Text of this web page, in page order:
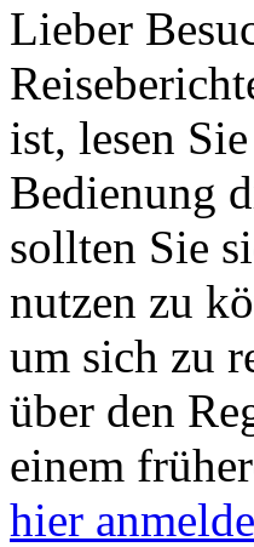
Lieber
ist, lesen
Bedienung
sollten Sie
nutzen zu
um sich zu
über den
einem
hier